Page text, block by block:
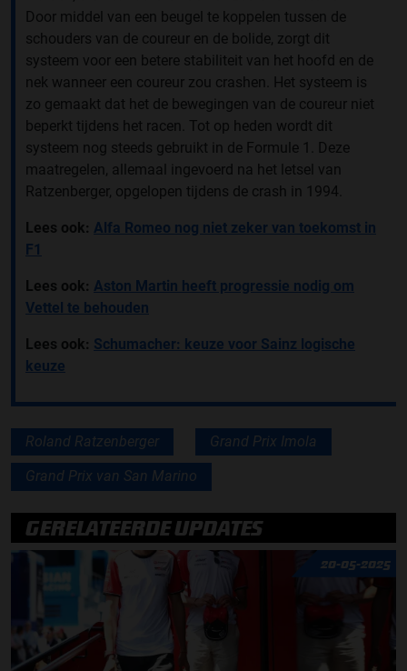
Door middel van een beugel te koppelen tussen de
schouders van de coureur en de bolide, zorgt dit
systeem voor een betere stabiliteit van het hoofd en de
nek wanneer een coureur zou crashen. Het systeem is
zo gemaakt dat het de bewegingen van de coureur niet
beperkt tijdens het racen. Tot op heden wordt dit
systeem nog steeds gebruikt in de Formule 1. Deze
maatregelen, allemaal ingevoerd na het letsel van
Ratzenberger, opgelopen tijdens de crash in 1994.
Lees ook: Alfa Romeo nog niet zeker van toekomst in
F1
Lees ook: Aston Martin heeft progressie nodig om
Vettel te behouden
Lees ook: Schumacher: keuze voor Sainz logische
keuze
Roland Ratzenberger Grand Prix Imola
Grand Prix van San Marino
GERELATEERDE UPDATES
20-05-2025